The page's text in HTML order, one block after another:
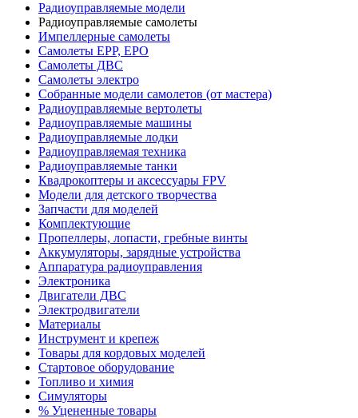
Радиоуправляемые модели
Радиоуправляемые самолеты
Импеллерные самолеты
Самолеты EPP, EPO
Самолеты ДВС
Самолеты электро
Собранные модели самолетов (от мастера)
Радиоуправляемые вертолеты
Радиоуправляемые машины
Радиоуправляемые лодки
Радиоуправляемая техника
Радиоуправляемые танки
Квадрокоптеры и аксессуары FPV
Модели для детского творчества
Запчасти для моделей
Комплектующие
Пропеллеры, лопасти, гребные винты
Аккумуляторы, зарядные устройства
Аппаратура радиоуправления
Электроника
Двигатели ДВС
Электродвигатели
Материалы
Инструмент и крепеж
Товары для кордовых моделей
Стартовое оборудование
Топливо и химия
Симуляторы
% Уцененные товары